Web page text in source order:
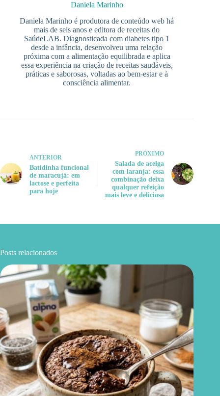
Daniela Marinho
Daniela Marinho é produtora de conteúdo web há
mais de seis anos e editora de receitas do
SaúdeLAB. Diagnosticada com diabetes tipo 1
desde a infância, desenvolveu uma relação
próxima com a alimentação equilibrada e aplica
essa experiência na criação de receitas saudáveis,
práticas e saborosas, voltadas ao bem-estar e à
consciência alimentar.
ANTERIOR
Batidinha funcional
de maracujá: em
lactose e perfeita
para hoje
PRÓXIMO
Salada de acelga
com laranja: essa
combinação deixa
qualquer refeição
mais leve e deliciosa
Posts relacionados